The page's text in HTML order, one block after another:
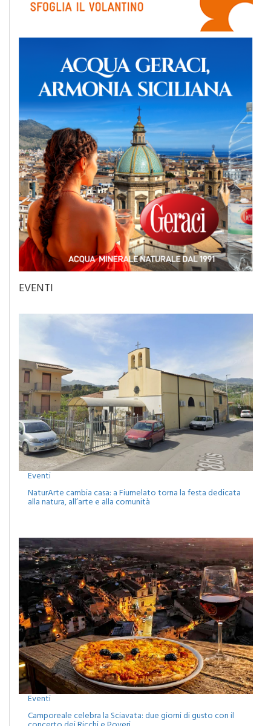
EVENTI
Eventi
NaturArte cambia casa: a Fiumelato torna la festa dedicata
alla natura, all’arte e alla comunità
Eventi
Camporeale celebra la Sciavata: due giorni di gusto con il
concerto dei Ricchi e Poveri